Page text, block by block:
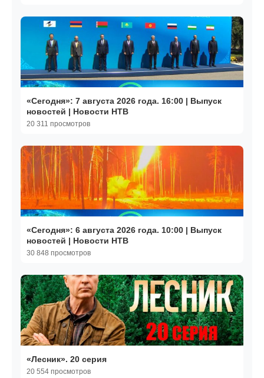
«Сегодня»: 7 августа 2026 года. 16:00 | Выпуск
новостей | Новости НТВ
20 311 просмотров
«Сегодня»: 6 августа 2026 года. 10:00 | Выпуск
новостей | Новости НТВ
30 848 просмотров
«Лесник». 20 серия
20 554 просмотров